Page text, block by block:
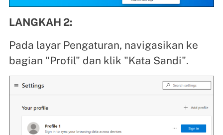
LANGKAH 2:
Pada layar Pengaturan, navigasikan ke
bagian "Profil" dan klik "Kata Sandi".